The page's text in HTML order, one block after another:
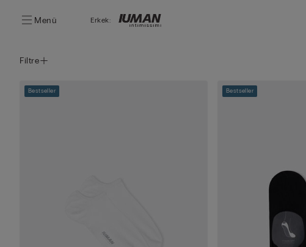
Menü Erkek:
Filtre
Bestseller Bestseller